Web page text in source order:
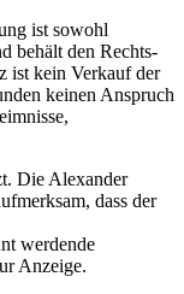
ist sowohl
behält den Rechts-
ist kein Verkauf der
keinen Anspruch
Die Alexander
dass der
werdende
Anzeige.